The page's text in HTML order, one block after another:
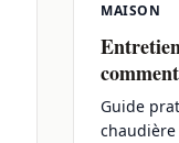
MAISON
Guide